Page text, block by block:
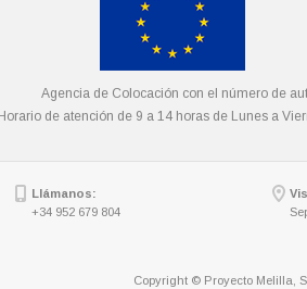
Agencia de Colocación con el número de
de atención de 9 a 14 horas de Lunes a
Llámanos:
+34 952 679 804
Copyright © Proyecto Melilla,